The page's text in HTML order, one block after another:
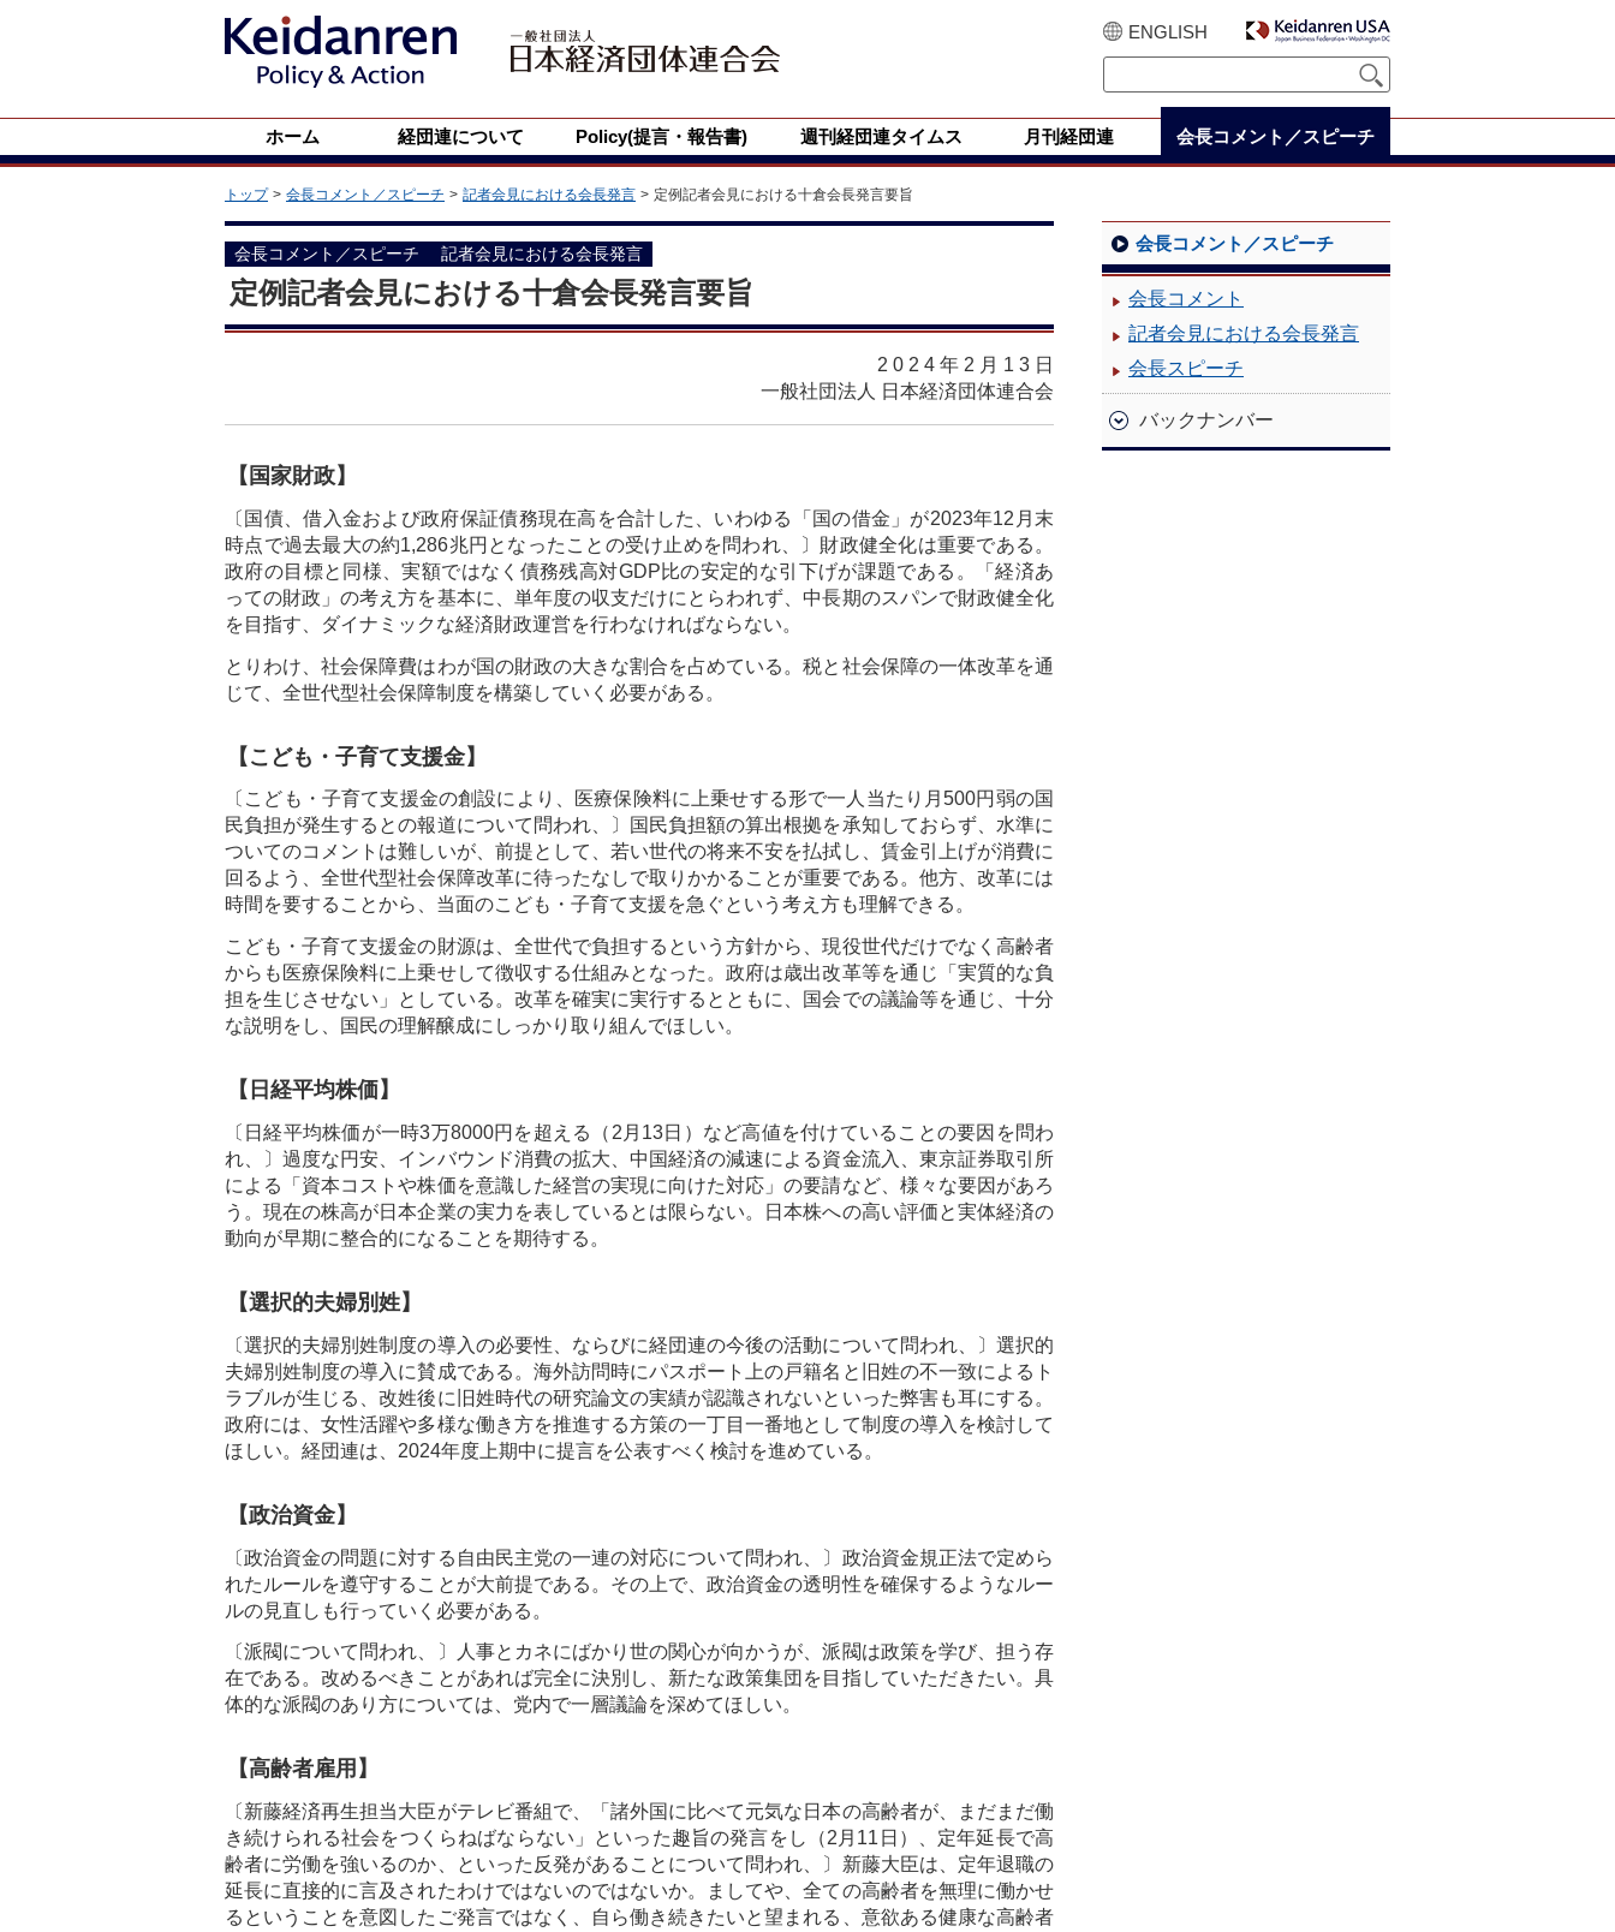
ENGLISH
ホーム 経団連について Policy(提言・報告書) 週刊経団連タイムス 月刊経団連 会長コメント／スピーチ
トップ 会長コメント／スピーチ 記者会見における会長発言 定例記者会見における十倉会長発言要旨
会長コメント／スピーチ 記者会見における会長発言
定例記者会見における十倉会長発言要旨
2024年2月13 日
一般社団法人 日本経済団体連合会
【国家財政】
〔国債、借入金および政府保証債務現在高を合計した、いわゆる「国の借金」が2023年12月末
時点で過去最大の約1,286兆円となったことの受け止めを問われ、〕財政健全化は重要である。
政府の目標と同様、実額ではなく債務残高対GDP比の安定的な引下げが課題である。「経済あ
っての財政」の考え方を基本に、単年度の収支だけにとらわれず、中長期のスパンで財政健全化
を目指す、ダイナミックな経済財政運営を行わなければならない。
とりわけ、社会保障費はわが国の財政の大きな割合を占めている。税と社会保障の一体改革を通
じて、全世代型社会保障制度を構築していく必要がある。
【こども・子育て支援金】
〔こども・子育て支援金の創設により、医療保険料に上乗せする形で一人当たり月500円弱の国
民負担が発生するとの報道について問われ、〕国民負担額の算出根拠を承知しておらず、水準に
ついてのコメントは難しいが、前提として、若い世代の将来不安を払拭し、賃金引上げが消費に
回るよう、全世代型社会保障改革に待ったなしで取りかかることが重要である。他方、改革には
時間を要することから、当面のこども・子育て支援を急ぐという考え方も理解できる。
こども・子育て支援金の財源は、全世代で負担するという方針から、現役世代だけでなく高齢者
からも医療保険料に上乗せして徴収する仕組みとなった。政府は歳出改革等を通じ「実質的な負
担を生じさせない」としている。改革を確実に実行するとともに、国会での議論等を通じ、十分
な説明をし、国民の理解醸成にしっかり取り組んでほしい。
【日経平均株価】
〔日経平均株価が一時3万8000円を超える（2月13日）など高値を付けていることの要因を問わ
れ、〕過度な円安、インバウンド消費の拡大、中国経済の減速による資金流入、東京証券取引所
による「資本コストや株価を意識した経営の実現に向けた対応」の要請など、様々な要因があろ
う。現在の株高が日本企業の実力を表しているとは限らない。日本株への高い評価と実体経済の
動向が早期に整合的になることを期待する。
【選択的夫婦別姓】
〔選択的夫婦別姓制度の導入の必要性、ならびに経団連の今後の活動について問われ、〕選択的
夫婦別姓制度の導入に賛成である。海外訪問時にパスポート上の戸籍名と旧姓の不一致によるト
ラブルが生じる、改姓後に旧姓時代の研究論文の実績が認識されないといった弊害も耳にする。
政府には、女性活躍や多様な働き方を推進する方策の一丁目一番地として制度の導入を検討して
ほしい。経団連は、2024年度上期中に提言を公表すべく検討を進めている。
【政治資金】
〔政治資金の問題に対する自由民主党の一連の対応について問われ、〕政治資金規正法で定めら
れたルールを遵守することが大前提である。その上で、政治資金の透明性を確保するようなルー
ルの見直しも行っていく必要がある。
〔派閥について問われ、〕人事とカネにばかり世の関心が向かうが、派閥は政策を学び、担う存
在である。改めるべきことがあれば完全に決別し、新たな政策集団を目指していただきたい。具
体的な派閥のあり方については、党内で一層議論を深めてほしい。
【高齢者雇用】
〔新藤経済再生担当大臣がテレビ番組で、「諸外国に比べて元気な日本の高齢者が、まだまだ働
き続けられる社会をつくらねばならない」といった趣旨の発言をし（2月11日）、定年延長で高
齢者に労働を強いるのか、といった反発があることについて問われ、〕新藤大臣は、定年退職の
延長に直接的に言及されたわけではないのではないか。ましてや、全ての高齢者を無理に働かせ
るということを意図したご発言ではなく、自ら働き続きたいと望まれる、意欲ある健康な高齢者
会長コメント／スピーチ
会長コメント
記者会見における会長発言
会長スピーチ
バックナンバー